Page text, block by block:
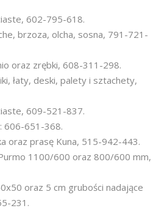
602-795-618.
brzoza, olcha, sosna, 791-721-
oraz zrębki, 608-311-298.
łaty, deski, palety i sztachety,
609-521-837.
606-651-368.
oraz prasę Kuna, 515-942-443.
1100/600 oraz 800/600 mm,
oraz 5 cm grubości nadające
231.